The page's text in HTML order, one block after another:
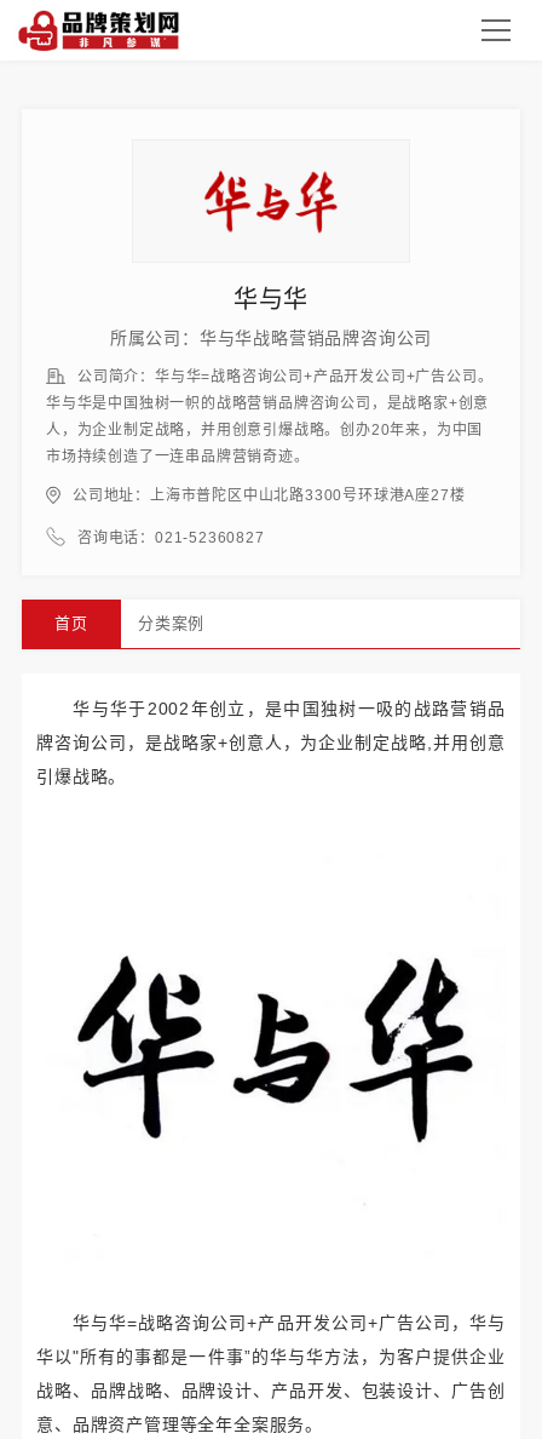
华与华
所属公司：华与华战略营销品牌咨询公司
公司简介：华与华=战略咨询公司+产品开发公司+广告公司。
华与华是中国独树一帜的战略营销品牌咨询公司，是战略家+创意
人，为企业制定战略，并用创意引爆战略。创办20年来，为中国
市场持续创造了一连串品牌营销奇迹。
公司地址：上海市普陀区中山北路3300号环球港A座27楼
咨询电话：021-52360827
首页 分类案例
华与华于2002年创立，是中国独树一吸的战路营销品
牌咨询公司，是战略家+创意人，为企业制定战略,并用创意
引爆战略。
华与华=战略咨询公司+产品开发公司+广告公司，华与
华以"所有的事都是一件事”的华与华方法，为客户提供企业
战略、品牌战略、品牌设计、产品开发、包装设计、广告创
意、品牌资产管理等全年全案服务。